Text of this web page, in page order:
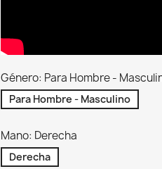
Género: Para Hombre -
Para Hombre - Masculino
Mano: Derecha
Derecha